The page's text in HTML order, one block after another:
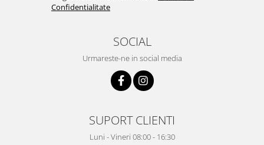
Confidentialitate
SOCIAL
Urmareste-ne in social media
SUPORT CLIENTI
Luni - Vineri 08:00 - 16:30